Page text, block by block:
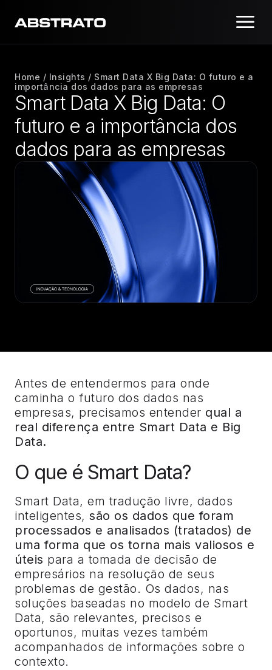
Home / Insights / Smart Data X Big Data: O futuro e a
importância dos dados para as empresas
Smart Data X Big Data: O
futuro e a importância dos
dados para as empresas
Antes de entendermos para onde
caminha o futuro dos dados nas
empresas, precisamos entender qual a
real diferença entre Smart Data e Big
Data.
O que é Smart Data?
Smart Data, em tradução livre, dados
inteligentes, são os dados que foram
processados e analisados (tratados) de
uma forma que os torna mais valiosos e
úteis para a tomada de decisão de
empresários na resolução de seus
problemas de gestão. Os dados, nas
soluções baseadas no modelo de Smart
Data, são relevantes, precisos e
oportunos, muitas vezes também
acompanhados de informações sobre o
contexto.